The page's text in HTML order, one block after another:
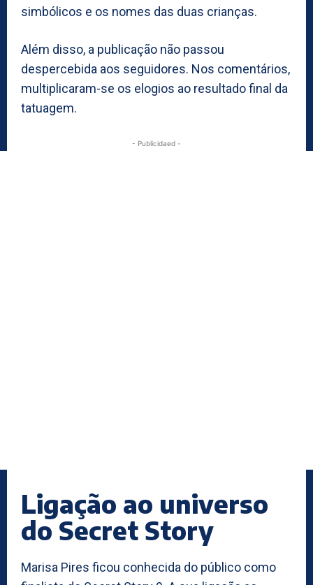
simbólicos e os nomes das duas crianças.
Além disso, a publicação não passou
despercebida aos seguidores. Nos comentários,
multiplicaram-se os elogios ao resultado final da
tatuagem.
- Publicidaed -
Ligação ao universo
do Secret Story
Marisa Pires ficou conhecida do público como